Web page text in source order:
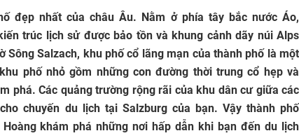
đẹp nhất của châu Âu. Nằm ở phía tây bắc nước Áo,
​​trúc lịch sử được bảo tồn và khung cảnh dãy núi Alps
Salzach, khu phố cổ lãng mạn của thành phố là một
phố nhỏ gồm những con đường thời trung cổ hẹp và
phá. Các quảng trường rộng rãi của khu dân cư giữa các
chuyến du lịch tại Salzburg của bạn. Vậy thành phố
khám phá những nơi hấp dẫn khi bạn đến du lịch